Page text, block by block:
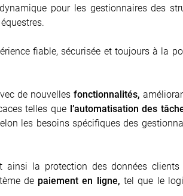
pour les gestionnaires des
fiable, sécurisée et toujours à la
de nouvellesfonctionnalités,
telles que l’automatisation des
les besoins spécifiques des
ainsi la protection des données
de paiement en ligne, tel que le